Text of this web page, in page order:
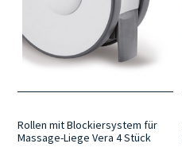
Rollen mit Blockiersystem für
Massage-Liege Vera 4 Stück